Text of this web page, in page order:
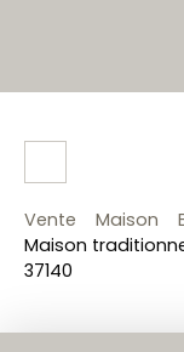
Vente Maison
Maison
37140